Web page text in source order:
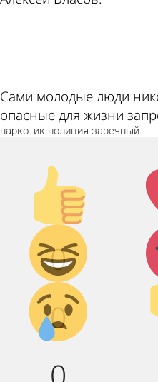
Сами молодые люди
опасные для жизни
наркотик полиция заречный
Палец
вверх!
0
Дикий
смех!
0
Грусть :(